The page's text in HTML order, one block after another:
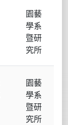
園藝
學系
暨研
究所
園藝
學系
暨研
究所